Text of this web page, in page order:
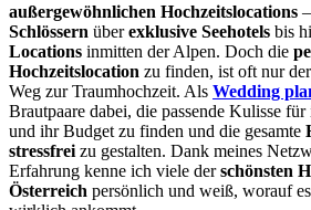
außergewöhnlichen Hochzeitslocations
Schlössern überexklusive Seehotels bis
Locations inmitten der Alpen. Doch die
Hochzeitslocation zu finden, ist oft nur
Weg zur Traumhochzeit. Als Wedding
Brautpaare dabei, die passende Kulisse
und ihr Budget zu finden und die gesamte
stressfrei zu gestalten. Dank meines
Erfahrung kenne ich viele derschönsten
Österreich persönlich und weiß, worauf